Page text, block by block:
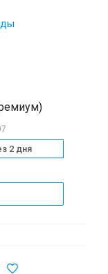
2 дня